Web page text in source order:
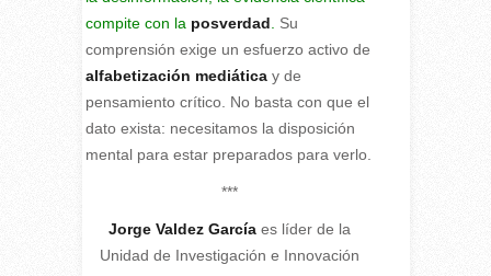
compite con la posverdad
Su
comprensión exige un esfuerzo activo de
alfabetización mediáticay de
pensamiento crítico. No basta con que el
dato exista: necesitamos la disposición
mental para estar preparados para verlo.
***
Jorge Valdez Garcíaes líder de la
Unidad de Investigación e Innovación